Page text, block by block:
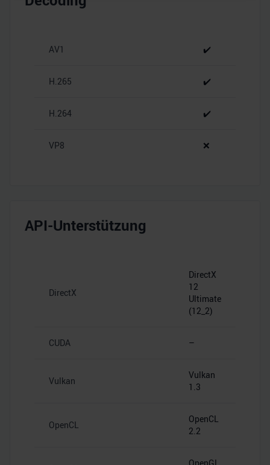
personalisieren, Funktionen für soziale Medien anbieten
Verwendung unserer Website an unsere Partner für
Partner führen diese Informationen möglicherweise mit
haben oder die sie im Rahmen Ihrer Nutzung der Dienste
AV1 ✔️
H.265 ✔️
H.264 ✔️
VP8 ❌
API-Unterstützung
DirectX
DirectX
12
Ultimate
(12_2)
CUDA –
Vulkan
Vulkan
1.3
OpenCL
OpenCL
2.2